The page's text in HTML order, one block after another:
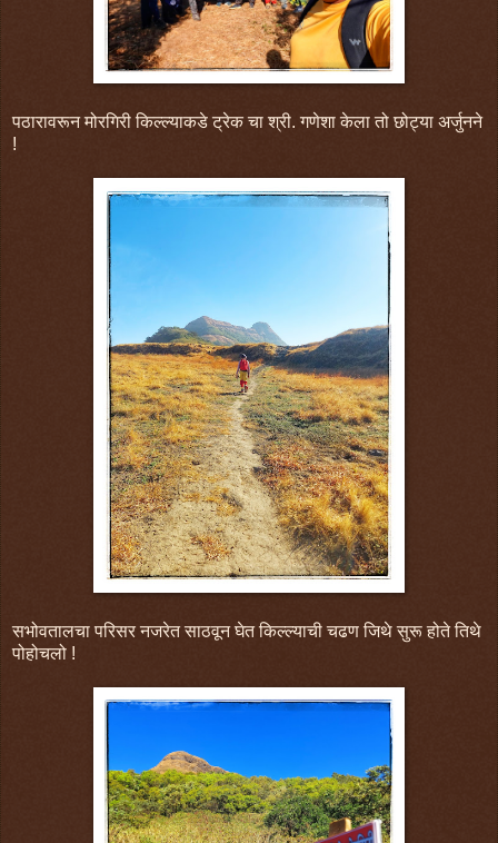
पठारावरून मोरगिरी किल्ल्याकडे ट्रेक चा श्री. गणेशा केला तो छोट्या अर्जुनने
!
सभोवतालचा परिसर नजरेत साठवून घेत किल्ल्याची चढण जिथे सुरू होते तिथे
पोहोचलो !